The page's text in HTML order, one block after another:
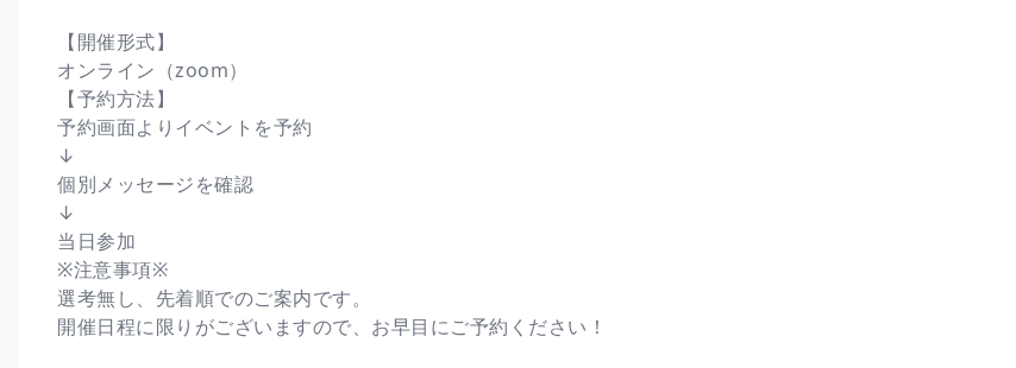
【開催形式】
オンライン（zoom）
【予約方法】
予約画面よりイベントを予約
↓
個別メッセージを確認
↓
当日参加
※注意事項※
選考無し、先着順でのご案内です。
開催日程に限りがございますので、お早目にご予約ください！